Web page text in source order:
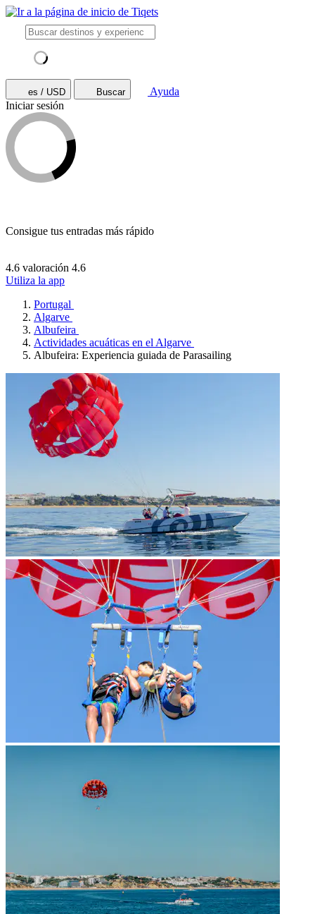
es / USD Buscar
Ayuda
Iniciar sesión
Consigue tus entradas más rápido
4.6 valoración 4.6
Utiliza la app
Portugal
Algarve
Albufeira
Actividades acuáticas en el Algarve
Albufeira: Experiencia guiada de Parasailing